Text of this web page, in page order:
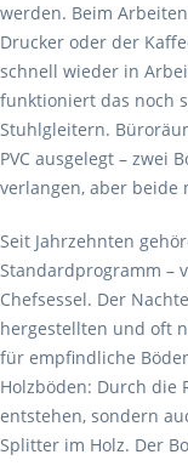
werden. Beim
Drucker oder der
schnell wieder in
funktioniert das noch
Stuhlgleitern.
PVC ausgelegt – zwei
verlangen, aber beide
Seit Jahrzehnten
Standardprogramm –
Chefsessel. Der
hergestellten und oft
für empfindliche
Holzböden: Durch die
entstehen, sondern
Splitter im Holz. Der